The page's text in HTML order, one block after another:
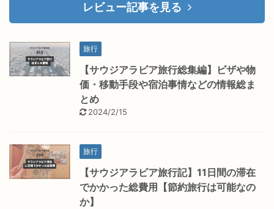
レビュー記事を見る
旅行
【サウジアラビア旅行総集編】ビザや物
価・移動手段や宿泊事情などの情報総ま
とめ
2024/2/15
旅行
【サウジアラビア旅行記】11日間の滞在
でかかった総費用【節約旅行は可能なの
か】